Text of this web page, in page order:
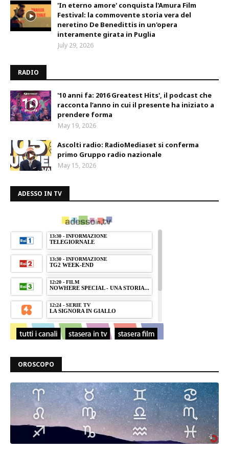
'In eterno amore' conquista l'Amura Film
Festival: la commovente storia vera del
neretino De Benedittis in un'opera
interamente girata in Puglia
July 29, 2026
RADIO
'10 anni fa: 2016 Greatest Hits', il podcast che
racconta l’anno in cui il presente ha iniziato a
prendere forma
May 19, 2026
Ascolti radio: RadioMediaset si conferma
primo Gruppo radio nazionale
May 15, 2026
ADESSO IN TV
OROSCOPO